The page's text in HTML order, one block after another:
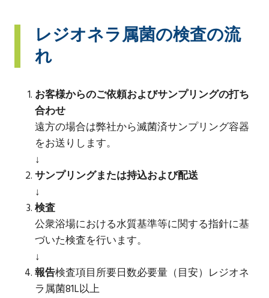
レジオネラ属菌の検査の流
れ
お客様からのご依頼およびサンプリングの打ち
合わせ
遠方の場合は弊社から滅菌済サンプリング容器
をお送りします。
↓
サンプリングまたは持込および配送
↓
検査
公衆浴場における水質基準等に関する指針に基
づいた検査を行います。
↓
報告検査項目所要日数必要量（目安）レジオネ
ラ属菌81L以上